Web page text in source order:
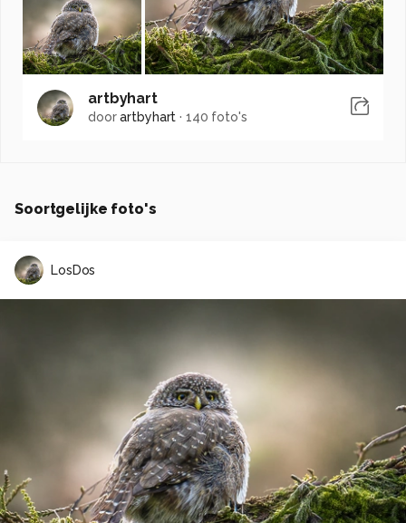
artbyhart
doorartbyhart · 140 foto's
Soortgelijke foto's
LosDos